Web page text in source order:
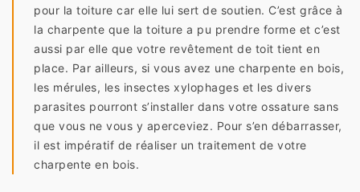
pour la toiture car elle lui sert de soutien. C’est grâce à
la charpente que la toiture a pu prendre forme et c’est
aussi par elle que votre revêtement de toit tient en
place. Par ailleurs, si vous avez une charpente en bois,
les mérules, les insectes xylophages et les divers
parasites pourront s’installer dans votre ossature sans
que vous ne vous y aperceviez. Pour s’en débarrasser,
il est impératif de réaliser un traitement de votre
charpente en bois.